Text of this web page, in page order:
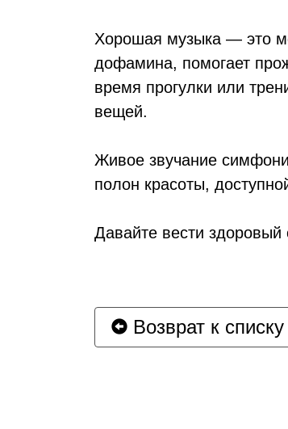
Хорошая музыка — это
дофамина, помогает
время прогулки или
вещей.
Живое звучание
полон красоты,
Давайте вести
Возврат к списку